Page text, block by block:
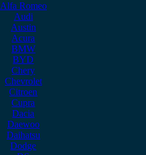
Alfa Romeo
Audi
Austin
Acura
BMW
BYD
Chery
Chevrolet
Citroen
Cupra
Dacia
Daewoo
Daihatsu
Dodge